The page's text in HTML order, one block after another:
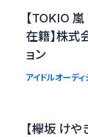
【TOKIO
在籍】株式
ョン
アイドルオーディ
【欅坂 け